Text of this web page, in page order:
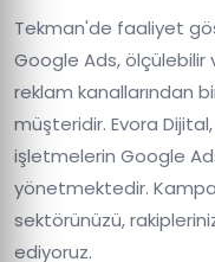
Tekman'de faaliyet
Google Ads,
reklam kanallarından
müşteridir. Evora
işletmelerin Google
yönetmektedir.
sektörünüzü,
ediyoruz.